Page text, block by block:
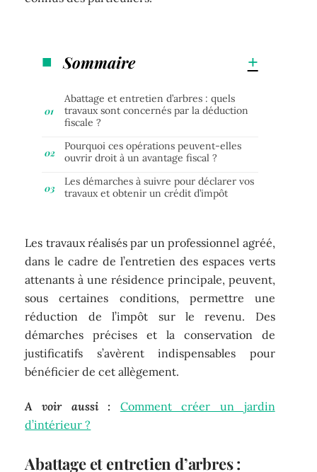
Sommaire
Abattage et entretien d’arbres : quels
travaux sont concernés par la déduction
fiscale ?
Pourquoi ces opérations peuvent-elles
ouvrir droit à un avantage fiscal ?
Les démarches à suivre pour déclarer vos
travaux et obtenir un crédit d’impôt
Les travaux réalisés par un professionnel agréé,
dans le cadre de l’entretien des espaces verts
attenants à une résidence principale, peuvent,
sous certaines conditions, permettre une
réduction de l’impôt sur le revenu. Des
démarches précises et la conservation de
justificatifs s’avèrent indispensables pour
bénéficier de cet allègement.
A voir aussi :
Comment créer un jardin
d’intérieur ?
Abattage et entretien d’arbres :